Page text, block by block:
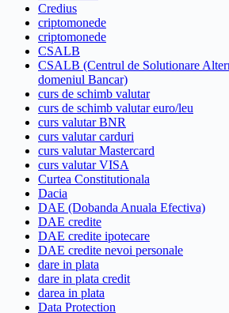
Credius
criptomonede
criptomonede
CSALB
CSALB (Centrul de Solutionare
domeniul Bancar)
curs de schimb valutar
curs de schimb valutar euro/leu
curs valutar BNR
curs valutar carduri
curs valutar Mastercard
curs valutar VISA
Curtea Constitutionala
Dacia
DAE (Dobanda Anuala Efectiva)
DAE credite
DAE credite ipotecare
DAE credite nevoi personale
dare in plata
dare in plata credit
darea in plata
Data Protection